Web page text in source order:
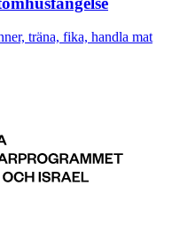
träna, fika, handla mat